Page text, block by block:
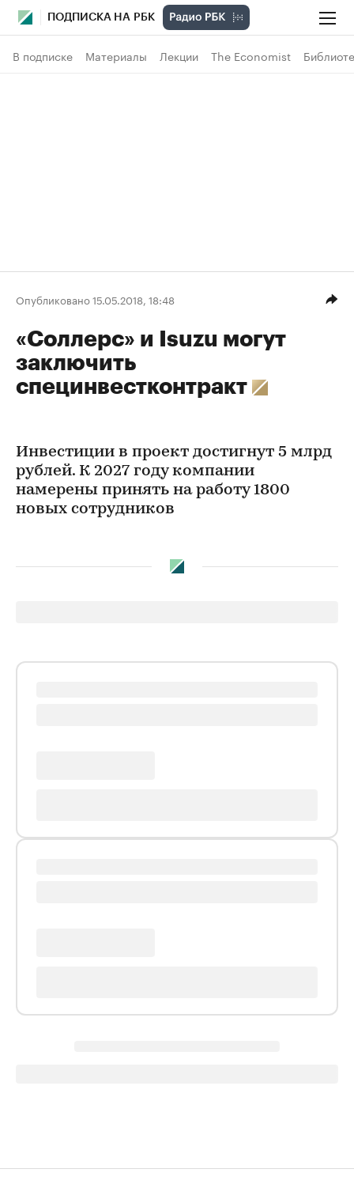
ПОДПИСКА НА РБК
В подписке Материалы Лекции The Economist
Опубликовано 15.05.2018, 18:48
«Соллерс» и Isuzu могут
заключить
специнвестконтракт
Инвестиции в проект достигнут 5 млрд
рублей. К 2027 году компании
намерены принять на работу 1800
новых сотрудников